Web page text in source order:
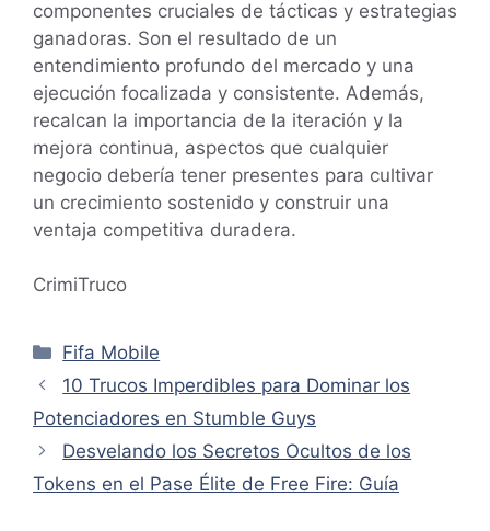
componentes cruciales de tácticas y estrategias
ganadoras. Son el resultado de un
entendimiento profundo del mercado y una
ejecución focalizada y consistente. Además,
recalcan la importancia de la iteración y la
mejora continua, aspectos que cualquier
negocio debería tener presentes para cultivar
un crecimiento sostenido y construir una
ventaja competitiva duradera.
CrimiTruco
Categorías
Fifa Mobile
10 Trucos Imperdibles para Dominar los
Potenciadores en Stumble Guys
Desvelando los Secretos Ocultos de los
Tokens en el Pase Élite de Free Fire: Guía